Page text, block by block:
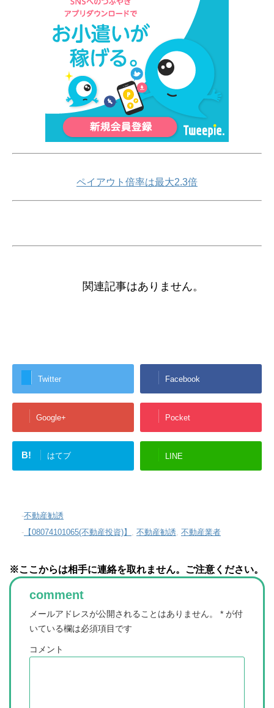
ペイアウト倍率は最大2.3倍
関連記事はありません。
Twitter Facebook
Google+ Pocket
B! はてブ LINE
-不動産勧誘
- 【08074101065(不動産投資)】 不動産勧誘 不動産業者
※ここからは相手に連絡を取れません。ご注意ください。
comment
メールアドレスが公開されることはありません。 * が付
いている欄は必須項目です
コメント